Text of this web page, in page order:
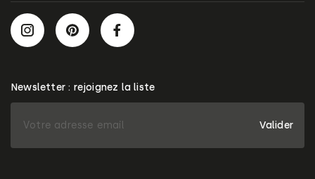
Newsletter : rejoignez la liste
Valider